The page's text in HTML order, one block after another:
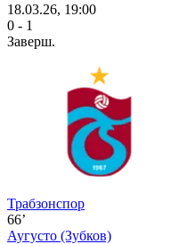
18.03.26, 19:00
0 - 1
Заверш.
Трабзонспор
66’
Аугусто (Зубков)